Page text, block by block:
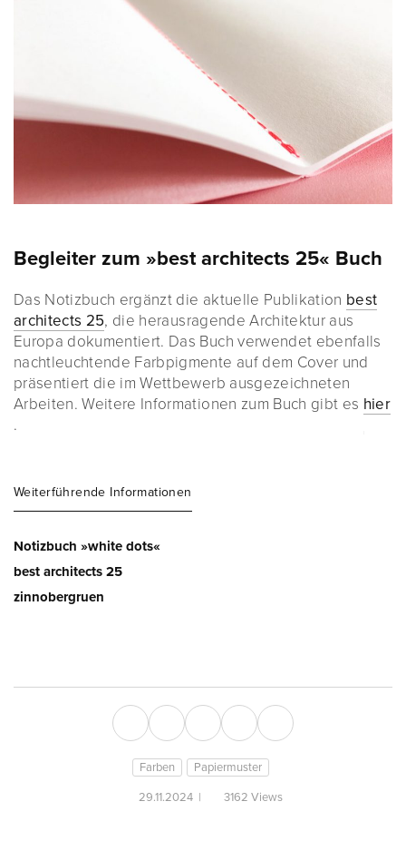
Begleiter zum »best architects 25« Buch
Das Notizbuch ergänzt die aktuelle Publikation best
architects 25, die herausragende Architektur aus
Europa dokumentiert. Das Buch verwendet ebenfalls
nachtleuchtende Farbpigmente auf dem Cover und
präsentiert die im Wettbewerb ausgezeichneten
Arbeiten. Weitere Informationen zum Buch gibt es hier
.
Weiterführende Informationen
Notizbuch »white dots«
best architects 25
zinnobergruen
Farben Papiermuster
29.11.2024 | 3162 Views